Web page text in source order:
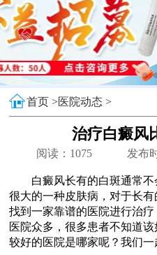
首页 >医院动态 >
治疗白癜风
阅读： 1075 发布
白癜风长有的白斑通常不
很大的一种皮肤病，对于长
找到一家靠谱的医院进行治
医院众多，很多患者不知道
较好的医院是哪家呢？我们一